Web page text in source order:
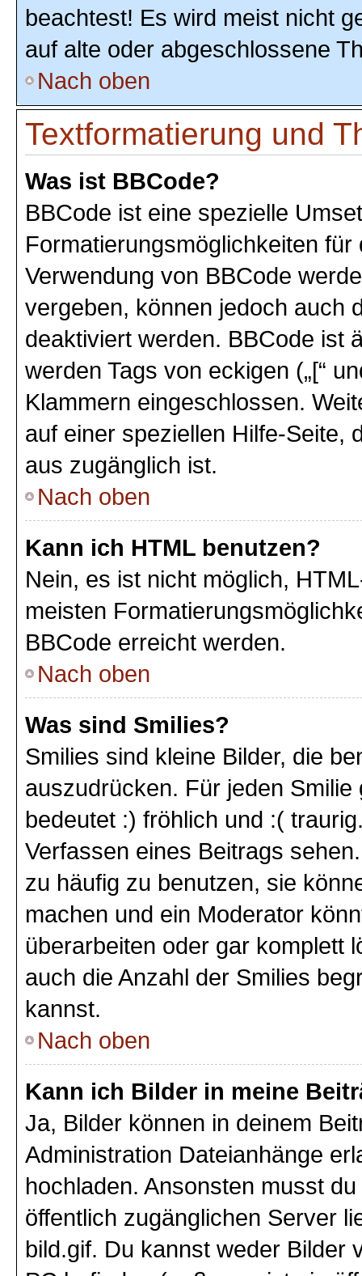
beachtest! Es wird meist nicht
auf alte oder abgeschlossene
Nach oben
Textformatierung und
Was ist BBCode?
BBCode ist eine spezielle
Formatierungsmöglichkeiten
Verwendung von BBCode
vergeben, können jedoch auch
deaktiviert werden. BBCode ist
werden Tags von eckigen („[“
Klammern eingeschlossen.
auf einer speziellen Hilfe-Seite,
aus zugänglich ist.
Nach oben
Kann ich HTML benutzen?
Nein, es ist nicht möglich,
meisten
BBCode erreicht werden.
Nach oben
Was sind Smilies?
Smilies sind kleine Bilder, die
auszudrücken. Für jeden
bedeutet :) fröhlich und :(
Verfassen eines Beitrags
zu häufig zu benutzen, sie
machen und ein Moderator
überarbeiten oder gar komplett
auch die Anzahl der Smilies
kannst.
Nach oben
Kann ich Bilder in meine
Ja, Bilder können in deinem
Administration Dateianhänge
hochladen. Ansonsten musst
öffentlich zugänglichen Server
bild.gif. Du kannst weder Bilder